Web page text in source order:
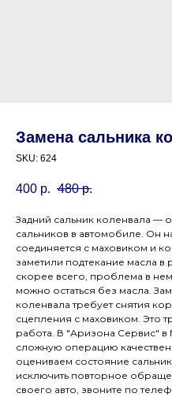
Замена сальника
SKU: 624
400 р. 480 р.
Задний сальник коленвала —
сальников в автомобиле. Он
соединяется с маховиком и
заметили подтекание масла в
скорее всего, проблема в
можно остаться без масла.
коленвала требует снятия
сцепления с маховиком. Это
работа. В "Аризона Сервис" в
сложную операцию
оцениваем состояние
исключить повторное
своего авто, звоните по